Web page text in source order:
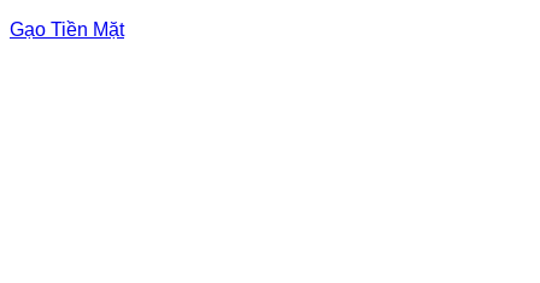
Gạo Tiền Mặt